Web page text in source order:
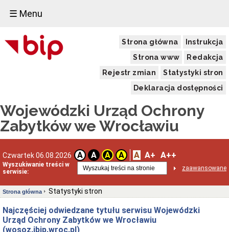
☰ Menu
Strona główna
Instrukcja
Strona www
Redakcja
Rejestr zmian
Statystyki stron
Deklaracja dostępności
Wojewódzki Urząd Ochrony
Zabytków we Wrocławiu
Czwartek 06.08.2026 A A A A A A+ A++
Wyszukiwanie treści w
serwisie:
zaawansowane
Strona główna Statystyki stron
Najczęściej odwiedzane tytułu serwisu Wojewódzki
Urząd Ochrony Zabytków we Wrocławiu
(wosoz.ibip.wroc.pl)